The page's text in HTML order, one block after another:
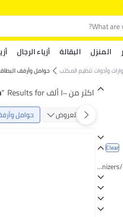
المنزل البقالة أزياء الرجال
وأدوات تنظيم المكتب حوامل وأرفف
Clear
office-supplies/desk-accessories-and-workspace-organizers/card-files-holders-and-racks
GO
اكثر من ١٠٠ ألف Results for "
العروض
حوامل